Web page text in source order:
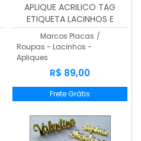
APLIQUE ACRILICO TAG
ETIQUETA LACINHOS E
ROUPAS 100 Unidades
Marcos Placas /
Roupas - Lacinhos -
Apliques
R$ 89,00
Frete Grátis